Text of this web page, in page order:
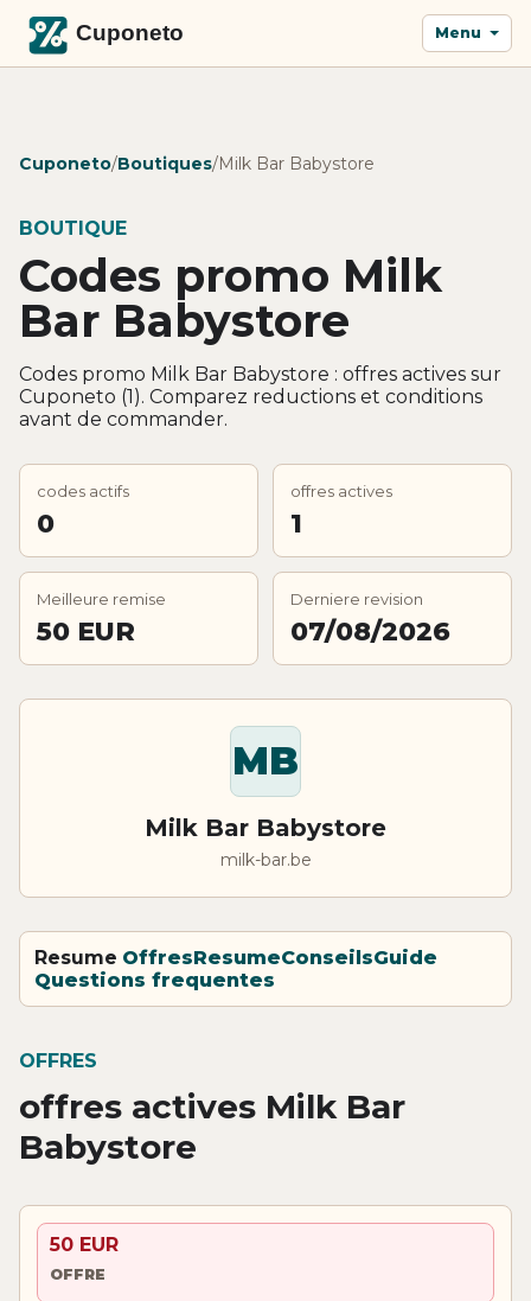
Menu
Cuponeto/Boutiques/Milk Bar Babystore
BOUTIQUE
Codes promo Milk
Bar Babystore
Codes promo Milk Bar Babystore : offres actives sur
Cuponeto (1). Comparez reductions et conditions
avant de commander.
codes actifs
0
offres actives
1
Meilleure remise
50 EUR
Derniere revision
07/08/2026
MB
Milk Bar Babystore
milk-bar.be
Resume OffresResumeConseilsGuide
Questions frequentes
OFFRES
offres actives Milk Bar
Babystore
50 EUR
OFFRE